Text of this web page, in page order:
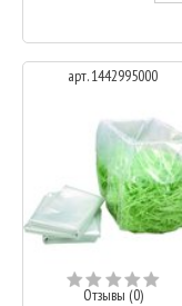
арт. 1442995000
Отзывы (0)